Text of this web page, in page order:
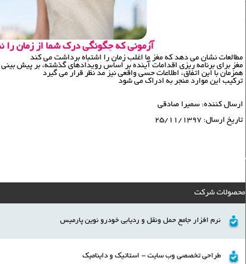
آزمونی که چگونگی درک شما از زمان را
مطالعات نشان می دهد که مغز ما اغلب زمان را اشتباه برداشت می کند
مغز برای برنامه ریزی اقدامات آینده بر اساس رویدادهای گذشته، بر پیش
همزمان با این اتفاق، اطلاعات حسی واقعی نیز مد نظر قرار می گیرد
ترکیب این موارد منجر به ادراک می شود
ارسال كننده: سمیرا صادقی
تاريخ ارسال: 25/11/1397
محصولات شرکت
نرم افزار جامع حمل ونقل و ردیابی خودرو نوين پارميس
طراحی تخصصی وب سایت - استاتیک و داینامیک